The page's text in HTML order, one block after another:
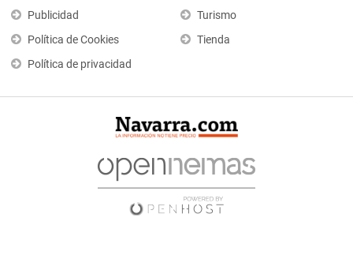
Publicidad
Política de Cookies
Política de privacidad
Turismo
Tienda